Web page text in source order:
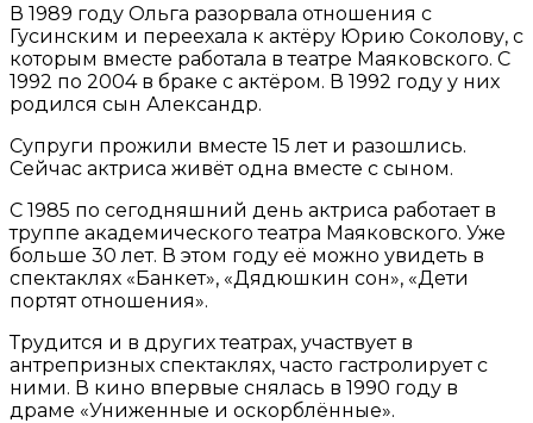
В 1989 году Ольга разорвала отношения с
Гусинским и переехала к актёру Юрию Соколову, с
которым вместе работала в театре Маяковского. С
1992 по 2004 в браке с актёром. В 1992 году у них
родился сын Александр.
Супруги прожили вместе 15 лет и разошлись.
Сейчас актриса живёт одна вместе с сыном.
С 1985 по сегодняшний день актриса работает в
труппе академического театра Маяковского. Уже
больше 30 лет. В этом году её можно увидеть в
спектаклях «Банкет», «Дядюшкин сон», «Дети
портят отношения».
Трудится и в других театрах, участвует в
антрепризных спектаклях, часто гастролирует с
ними. В кино впервые снялась в 1990 году в
драме «Униженные и оскорблённые».